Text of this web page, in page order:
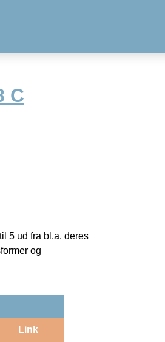
C
5 ud fra bl.a. deres
og
Link